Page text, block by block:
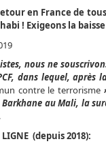
en France de
! Exigeons la
nous ne
dans lequel, après
contre le terrorisme
au Mali, la
LIGNE (depuis 2018):